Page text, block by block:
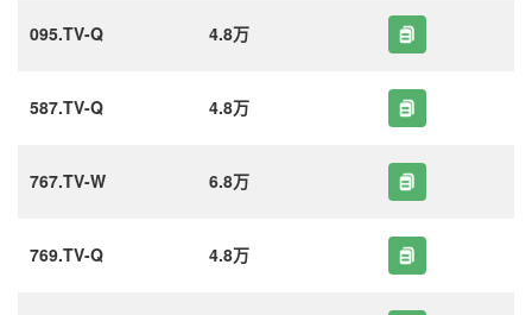
095.TV-Q 4.8万
587.TV-Q 4.8万
767.TV-W 6.8万
769.TV-Q 4.8万